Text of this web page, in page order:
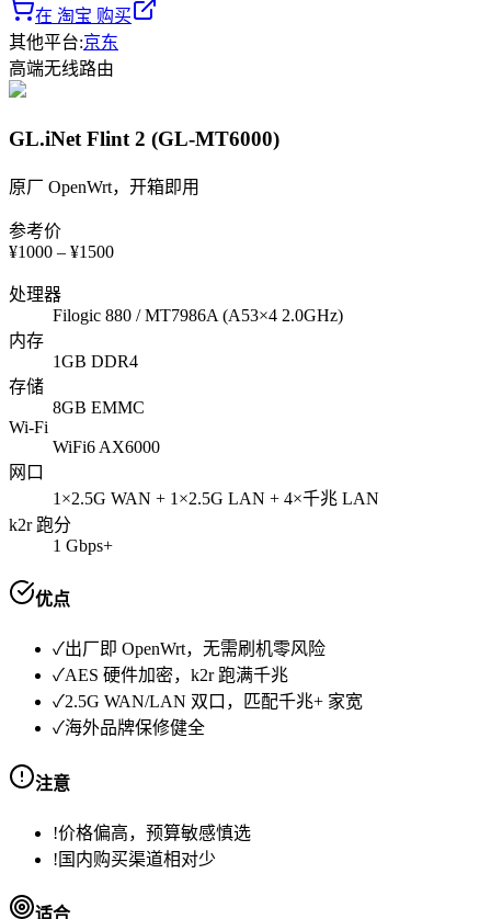
在 淘宝 购买
其他平台:京东
高端无线路由
GL.iNet Flint 2 (GL-MT6000)
原厂 OpenWrt，开箱即用
参考价
¥1000 – ¥1500
处理器
Filogic 880 / MT7986A (A53×4 2.0GHz)
内存
1GB DDR4
存储
8GB EMMC
Wi-Fi
WiFi6 AX6000
网口
1×2.5G WAN + 1×2.5G LAN + 4×千兆 LAN
k2r 跑分
1 Gbps+
优点
✓出厂即 OpenWrt，无需刷机零风险
✓AES 硬件加密，k2r 跑满千兆
✓2.5G WAN/LAN 双口，匹配千兆+ 家宽
✓海外品牌保修健全
注意
!价格偏高，预算敏感慎选
! 国内购买渠道相对少
适合